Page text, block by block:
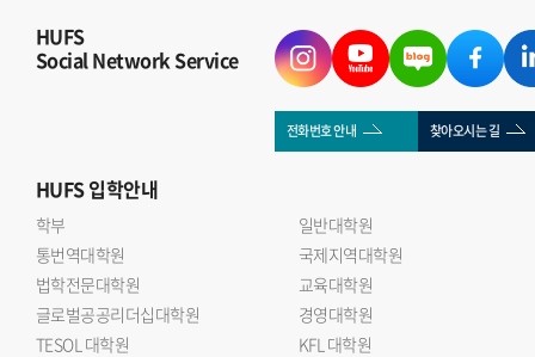
HUFS
Social Network Service
전화번호 안내 찾아오시는 길
HUFS입학안내
학부
일반대학원
통번역대학원
국제지역대학원
법학전문대학원
교육대학원
글로벌공공리더십대학원
경영대학원
TESOL 대학원
KFL 대학원